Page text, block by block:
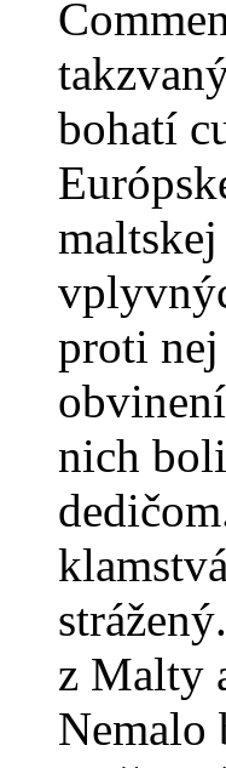
bohatí
proti
nich
z Malty
Nemalo